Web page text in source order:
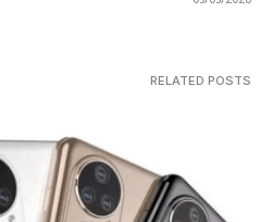
RELATED POSTS